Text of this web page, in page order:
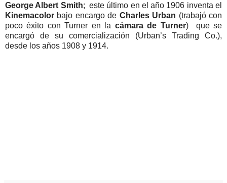
George Albert Smith; este último en el año 1906 inventa el
Kinemacolor bajo encargo de Charles Urban (trabajó con
poco éxito con Turner en la cámara de Turner) que se
encargó de su comercialización (Urban’s Trading Co.),
desde los años 1908 y 1914.